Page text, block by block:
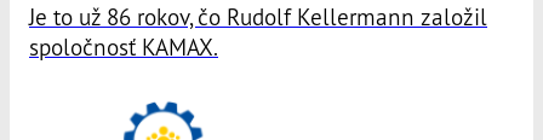
Je to už 86 rokov, čo Rudolf Kellermann založil
spoločnosť KAMAX.